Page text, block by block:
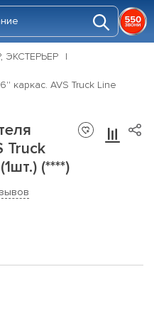
ЭКСТЕРЬЕР
каркас. AVS Truck Line
Truck
(****)